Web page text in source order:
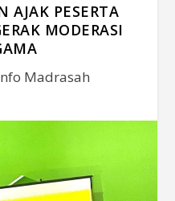
AJAK PESERTA
MODERASI
Madrasah